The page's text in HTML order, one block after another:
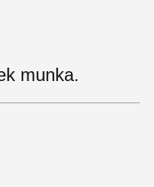
munka.